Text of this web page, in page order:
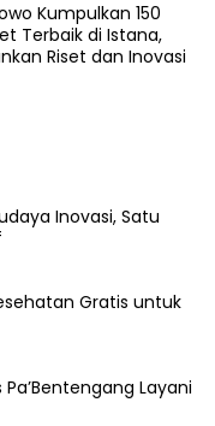
Kumpulkan 150
Terbaik di Istana,
Riset dan Inovasi
Inovasi, Satu
Gratis untuk
Layani